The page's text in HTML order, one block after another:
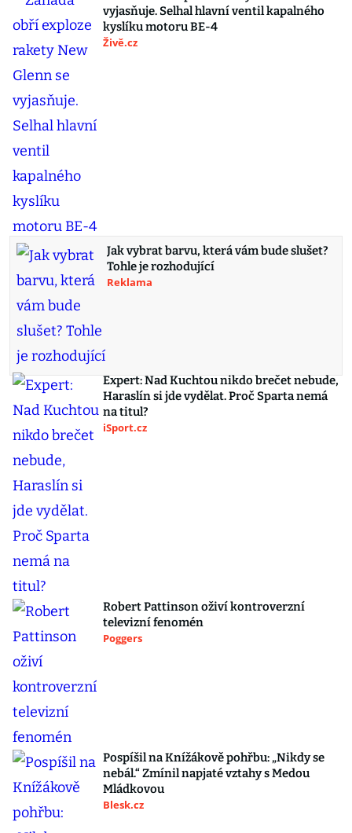
vyjasňuje. Selhal hlavní ventil kapalného
kyslíku motoru BE-4
Živě.cz
Jak vybrat barvu, která vám bude slušet?
Tohle je rozhodující
Reklama
Expert: Nad Kuchtou nikdo brečet nebude,
Haraslín si jde vydělat. Proč Sparta nemá
na titul?
iSport.cz
Robert Pattinson oživí kontroverzní
televizní fenomén
Poggers
Pospíšil na Knížákově pohřbu: „Nikdy se
nebál.“ Zmínil napjaté vztahy s Medou
Mládkovou
Blesk.cz